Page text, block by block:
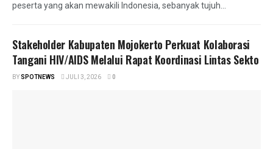
peserta yang akan mewakili Indonesia, sebanyak tujuh...
Stakeholder Kabupaten Mojokerto Perkuat Kolaborasi
Tangani HIV/AIDS Melalui Rapat Koordinasi Lintas Sekto
BYSPOTNEWS JULI 3, 2026 0